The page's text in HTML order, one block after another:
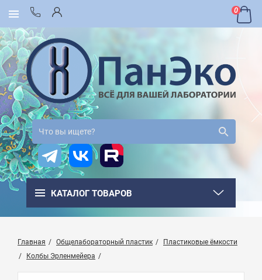
0
КАТАЛОГ ТОВАРОВ
Главная Общелабораторный пластик
Пластиковые ёмкости
Колбы Эрленмейера